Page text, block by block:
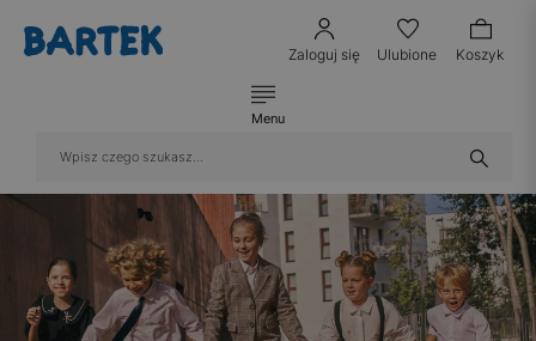
Zaloguj się Ulubione Koszyk
Menu